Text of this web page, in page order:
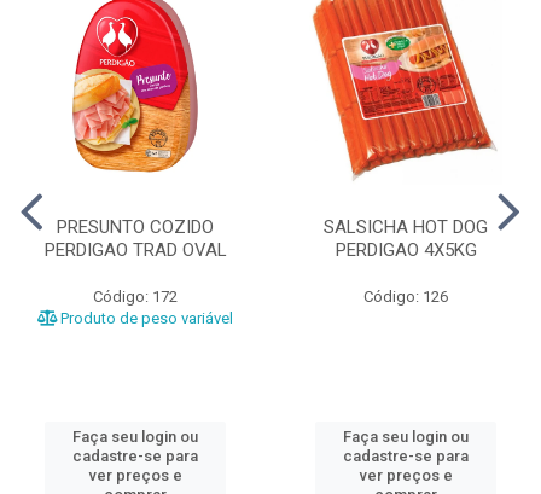
PRESUNTO COZIDO
PERDIGAO TRAD OVAL
Código: 172
Produto de peso variável
Faça seu login ou
cadastre-se para
ver preços e
SALSICHA HOT DOG
PERDIGAO 4X5KG
Código: 126
Faça seu login ou
cadastre-se para
ver preços e